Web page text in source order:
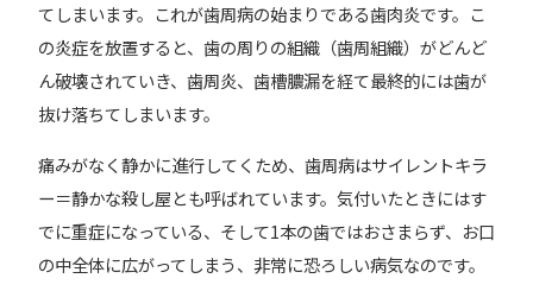
てしまいます。これが歯周病の始まりである歯肉炎です。こ
の炎症を放置すると、歯の周りの組織（歯周組織）がどんど
ん破壊されていき、歯周炎、歯槽膿漏を経て最終的には歯が
抜け落ちてしまいます。
痛みがなく静かに進行してくため、歯周病はサイレントキラ
ー＝静かな殺し屋とも呼ばれています。気付いたときにはす
でに重症になっている、そして1本の歯ではおさまらず、お口
の中全体に広がってしまう、非常に恐ろしい病気なのです。